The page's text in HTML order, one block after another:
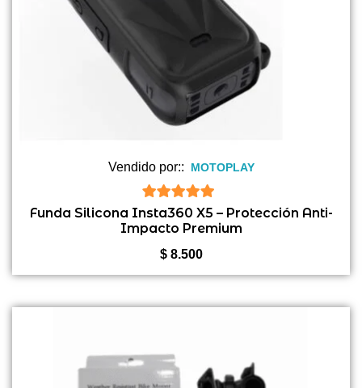
Vendido por:: MOTOPLAY
5de 5
Funda Silicona Insta360 X5 – Protección Anti-
Impacto Premium
$8.500